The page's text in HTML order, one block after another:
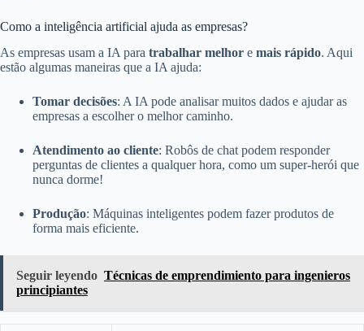
Como a inteligência artificial ajuda as empresas?
As empresas usam a IA para trabalhar melhor e mais rápido. Aqui
estão algumas maneiras que a IA ajuda:
Tomar decisões: A IA pode analisar muitos dados e ajudar as
empresas a escolher o melhor caminho.
Atendimento ao cliente: Robôs de chat podem responder
perguntas de clientes a qualquer hora, como um super-herói que
nunca dorme!
Produção: Máquinas inteligentes podem fazer produtos de
forma mais eficiente.
Seguir leyendo Técnicas de emprendimiento para ingenieros
principiantes